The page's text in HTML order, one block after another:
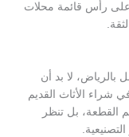
على رأس قائمة محلات
لا بد أن
شراء الأثاث القديم
القطعة، بل تنظر